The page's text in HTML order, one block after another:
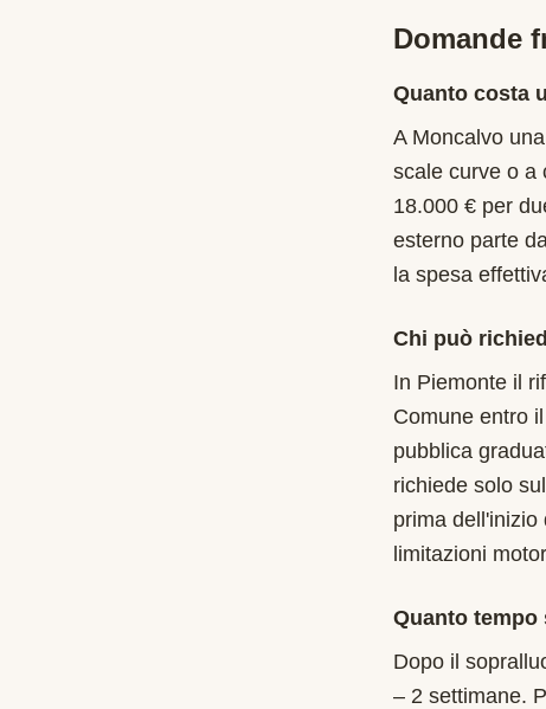
Domande
Quanto costa
A Moncalvo
scale curve o a
18.000 € per
esterno parte
la spesa
Chi può
In Piemonte il
Comune entro
pubblica
richiede solo
prima dell'inizio
limitazioni
Quanto tempo
Dopo il
– 2 settimane.